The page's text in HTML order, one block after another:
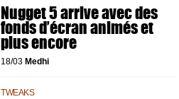
Nugget 5 arrive avec des
fonds d’écran animés et
plus encore
18/03 Medhi
TWEAKS